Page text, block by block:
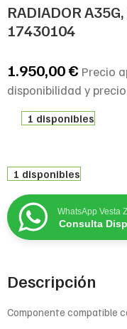
RADIADOR
17430104
1.950,00€ Precio
disponibilidad y
1 disponibles
1 disponibles
WhatsApp Vesta Z
Consulta
Descripción
Componente compatible